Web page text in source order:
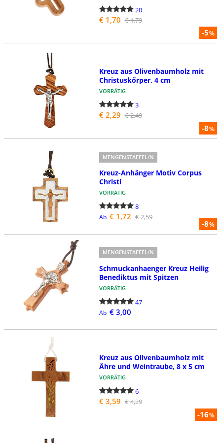
-5%
20
€ 1,70 € 1,79
-8%
Kreuz aus Olivenbaumholz mit
Christuskőrper, 4 cm
VORRÄTIG
3
€ 2,29 € 2,49
-8%
MENGENSTAFFEL/N
Kreuz-Anhänger Motiv Corpus
Christi
VORRÄTIG
8
Ab € 1,72 € 2,59
MENGENSTAFFEL/N
Schmuckanhaenger Kreuz Heilig
Benediktus mit Spitzen
VORRÄTIG
47
Ab € 3,00
-16%
Kreuz aus Olivenbaumholz mit
Ähre und Weintraube, 8 x 5 cm
VORRÄTIG
6
€ 3,59 € 4,29